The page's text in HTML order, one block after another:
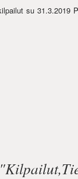
su 31.3.2019
Kilpailut,